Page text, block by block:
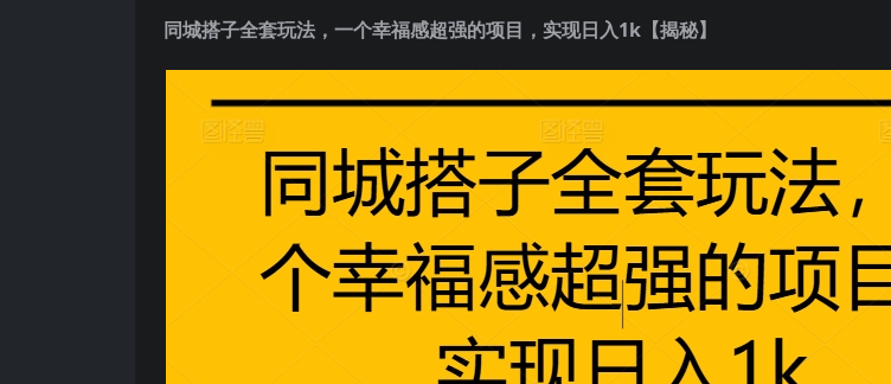
同城搭子全套玩法 ，一个幸福感超强的项目，实现日入1k【揭秘】